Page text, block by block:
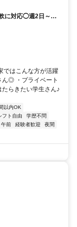
に対応◯週2日～／
ではこんな方が活躍
ん◎ ・プライベート
らきたい学生さん♪
以内OK
フト自由
学歴不問
午前 経験者歓迎
夜間